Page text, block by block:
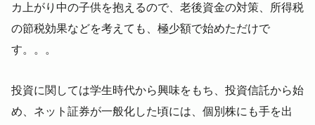
カ上がり中の子供を抱えるので、老後資金の対策、所得税
の節税効果などを考えても、極少額で始めただけで
す。。。
投資に関しては学生時代から興味をもち、投資信託から始
め、ネット証券が一般化した頃には、個別株にも手を出